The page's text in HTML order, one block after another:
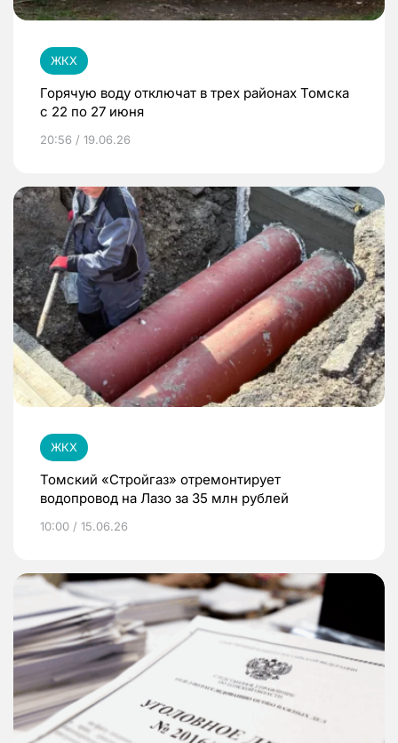
ЖКХ
Горячую воду отключат в трех районах Томска
с 22 по 27 июня
20:56 / 19.06.26
ЖКХ
Томский «Стройгаз» отремонтирует
водопровод на Лазо за 35 млн рублей
10:00 / 15.06.26